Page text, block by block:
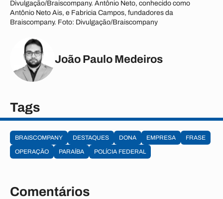
Divulgação/Braiscompany. Antônio Neto, conhecido como
Antônio Neto Ais, e Fabricia Campos, fundadores da
Braiscompany. Foto: Divulgação/Braiscompany
João Paulo Medeiros
Tags
BRAISCOMPANY DESTAQUES DONA EMPRESA
FRASE
OPERAÇÃO
PARAÍBA POLÍCIA FEDERAL
Comentários